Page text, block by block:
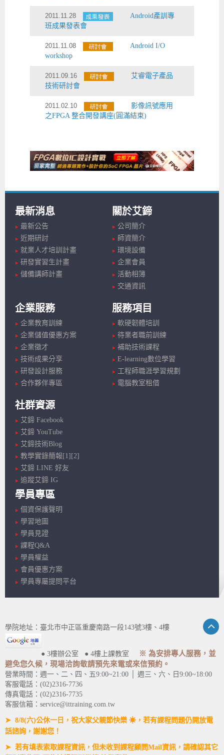
2011.11.28
Android產訓專
班成果發表會
2011.11.08
Android I/O
workshop
2011.09.16
艾睿電子產品
技術研討會
2011.02.10
影像訊號應用
之FPGA 整合開發講座(圓滿結束)
最新消息
最新公告
近期研討
就業人才培訓計畫
研發實習生計畫
儲備講師計畫
關於艾鍗
公司簡介
師資簡介
環境設備
企業會員
活動相簿
交通資訊
企業服務
企業教育訓練
企業儲值優惠方案
企業徵才
技術成果分享
研發設計服務
合作夥伴專區
服務項目
軟硬韌體培訓
待業者職前訓練
補助技術課程
E-learning數位學習
工程師職涯學習規劃
電腦教室租借
社群資源
艾鍗 Facebook
艾鍗 YouTube
艾鍗技術Blog
教學實錄簡報[1] [2]
艾鍗 LINE 好友
追蹤艾鍗 IG
學員專區
個資保護聲明
學習地圖
學員見證
課程Q&A
學員權益
會員優惠方案
學員專屬提問平台
學院地址：臺北市中正區重慶南路一段143號3樓、4樓
● 3樓辦公室 ● 4樓上課教室
※ 為安排專人服務，並
避免您久候，現場洽詢敬請預先來電或來信預約。
營業時間：週一、二、四、五9:00~21:00 │ 週三、六、日9:00~18:00
客服電話：(02)2316-7736
傳真電話：(02)2316-7735
客服信箱：service@ittraining.com.tw
➤ 8/8(六)公休一日，祝大家父親節快樂 ☀，若有課程問題仍開放電
話諮詢，謝謝您！
➤ 若有填表索取課程資訊，但未收到課程顧問Mail資訊，請確認其它